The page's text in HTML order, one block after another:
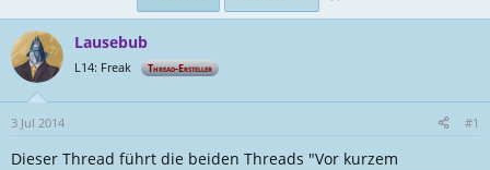
e
a
d
-
E
r
t
t
e
l
u
s
s
Lausebub
L14: Freak Thread-Ersteller
3 Jul 2014 #1
Dieser Thread führt die beiden Threads "Vor kurzem